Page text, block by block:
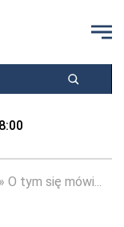
O tym się mówi...